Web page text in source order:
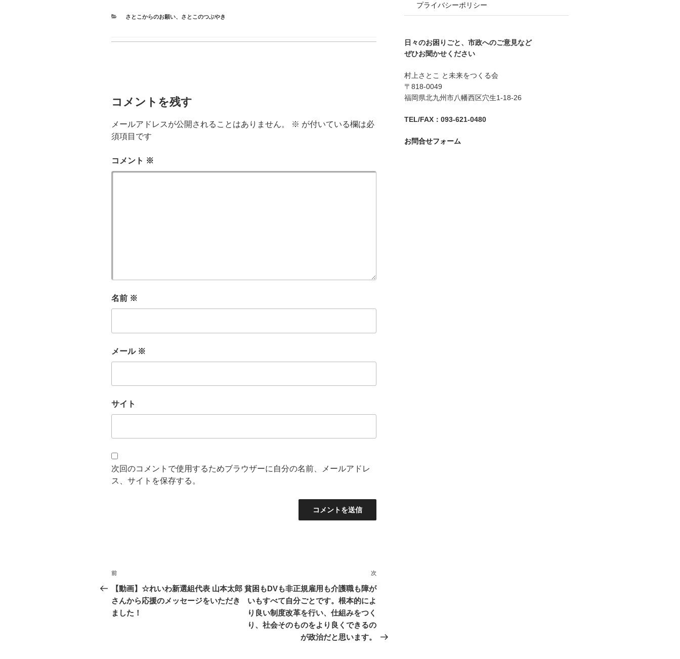
カ
リ
さとこからのお願い、 さとこのつぶやき
コメントを残す
メールアドレスが公開されることはありません。 ※ が付いている欄は必
須項目です
コメント ※
名前 ※
メール ※
サイト
次回のコメントで使用するためブラウザーに自分の名前、メールアドレ
ス、サイトを保存する。
投
稿
ナ
前
の
投
稿
前
【動画】☆れいわ新選組代表 山本太郎
さんから応援のメッセージをいただき
ました！
次
の
次
貧困もDVも非正規雇用も介護職も障が
いもすべて自分ごとです。根本的によ
り良い制度改革を行い、仕組みをつく
り、社会そのものをより良くできるの
が政治だと思います。
プライバシーポリシー
日々のお困りごと、市政へのご意見など
ぜひお聞かせください
村上さとこ と未来をつくる会
〒818-0049
福岡県北九州市八幡西区穴生1-18-26
TEL/FAX：093-621-0480
お問合せフォーム